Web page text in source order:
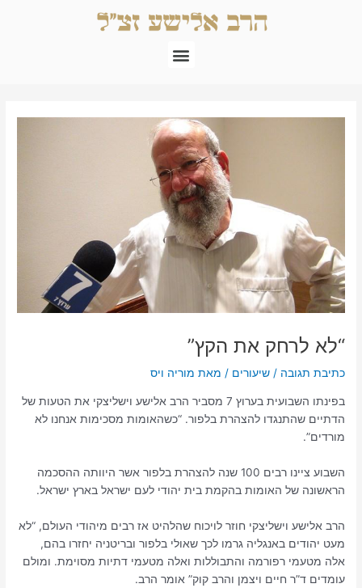
תפריט
“לא לרחק את הקץ”
כתיבת תגובה /שיעורים / מאת
בפינתו השבועית בערוץ 7 מסביר הרב אלישע וישליצקי את הטעות של
הדתיים שהתנגדו להצהרת בלפור. “כשהאומות מסכימות אנחנו לא
מורדים”.
השבוע ציינו רבים 100 שנה להצהרת בלפור אשר היוותה ההסכמה
הראשונה של האומות בהקמת בית יהודי לעם ישראל בארץ ישראל.
הרב אלישע וישליצקי חוזר לויכוח שהלהיט אז רבים מיהודי העולם, “לא
מעט יהודים באנגליה גרמו לכך שאולי בלפור ובריטניה יחזרו בהם,
אלה מטעמי רפורמה והתבוללות ואלה מטעמי דתיות מסוימת. ומולם
עומדים ד”ר חיים ויצמן והרב קוק” אומר הרב.